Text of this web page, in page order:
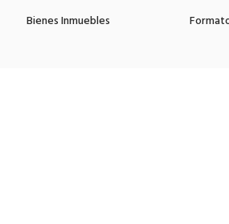
Bienes Inmuebles